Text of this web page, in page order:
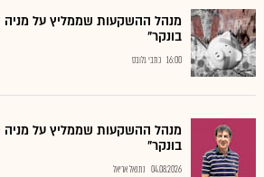
מנהל ההשקעות שממליץ על מניה
בונקר"
16:00 כתבי גלובס
מנהל ההשקעות שממליץ על מניה
בונקר"
04.08.2026 נתנאל אריאל